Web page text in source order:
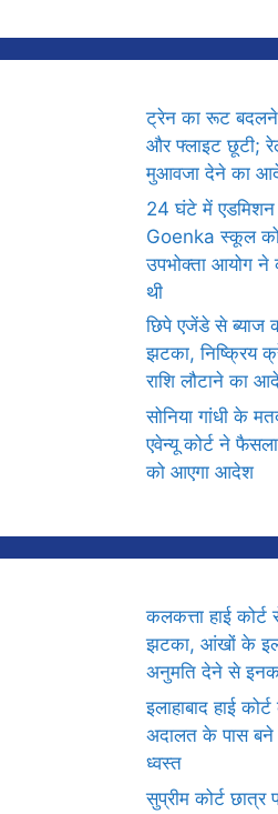
ट्रेन का रूट बदलने
और फ्लाइट छूटी;
मुआवजा देने का
24 घंटे में एडमिशन
Goenka स्कूल
उपभोक्ता आयोग ने
थी
छिपे एजेंडे से ब्याज
झटका, निष्क्रिय
राशि लौटाने का
सोनिया गांधी के
एवेन्यू कोर्ट ने
को आएगा आदेश
कलकत्ता हाई
झटका, आंखों के
अनुमति देने से
इलाहाबाद हाई
अदालत के पास बने
ध्वस्त
सुप्रीम कोर्ट छात्र